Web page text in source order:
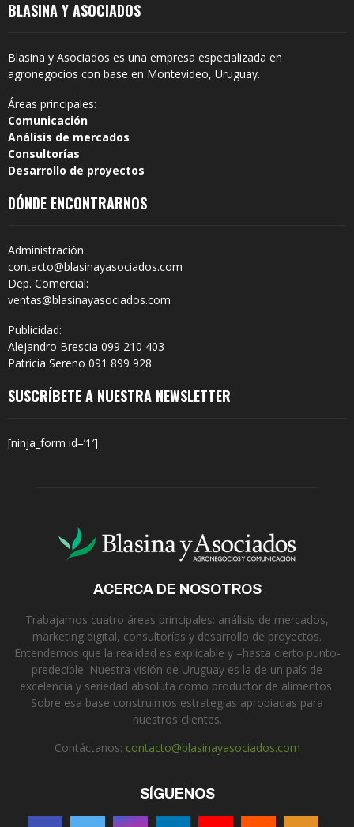
BLASINA Y ASOCIADOS
Blasina y Asociados es una empresa especializada en
agronegocios con base en Montevideo, Uruguay.
Áreas principales:
Comunicación
Análisis de mercados
Consultorías
Desarrollo de proyectos
DÓNDE ENCONTRARNOS
Administración:
contacto@blasinayasociados.com
Dep. Comercial:
ventas@blasinayasociados.com
Publicidad:
Alejandro Brescia 099 210 403
Patricia Sereno 091 899 928
SUSCRÍBETE A NUESTRA NEWSLETTER
[ninja_form id=’1′]
ACERCA DE NOSOTROS
Trabajamos cuatro áreas principales: análisis de mercados,
marketing digital, consultorías y desarrollo de proyectos.
Entendemos que la realidad es explicable y –hasta cierto punto-
predecible. Nuestra visión de Uruguay es la de un país de
excelencia y seriedad absoluta como productor de alimentos.
Sobre esa base construimos estrategias apropiadas para
nuestros clientes.
Contáctanos: contacto@blasinayasociados.com
SÍGUENOS